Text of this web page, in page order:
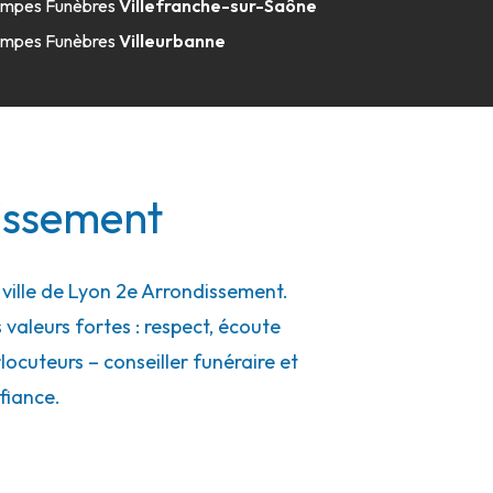
FunèbresVillefranche-sur-Saône
FunèbresVilleurbanne
de Lyon 2e Arrondissement.
fortes : respect, écoute
– conseiller funéraire et